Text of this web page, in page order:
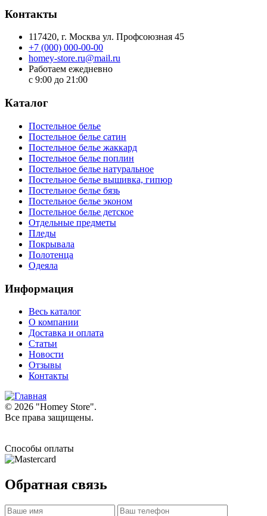
Контакты
117420, г. Москва ул. Профсоюзная 45
+7 (000) 000-00-00
homey-store.ru@mail.ru
Работаем ежедневно
с 9:00 до 21:00
Каталог
Постельное белье
Постельное белье сатин
Постельное белье жаккард
Постельное белье поплин
Постельное белье натуральное
Постельное белье вышивка, гипюр
Постельное белье бязь
Постельное белье эконом
Постельное белье детское
Отдельные предметы
Пледы
Покрывала
Полотенца
Одеяла
Информация
Весь каталог
О компании
Доставка и оплата
Статьи
Новости
Отзывы
Контакты
© 2026 "Homey Store".
Все права защищены.
Способы оплаты
Обратная связь